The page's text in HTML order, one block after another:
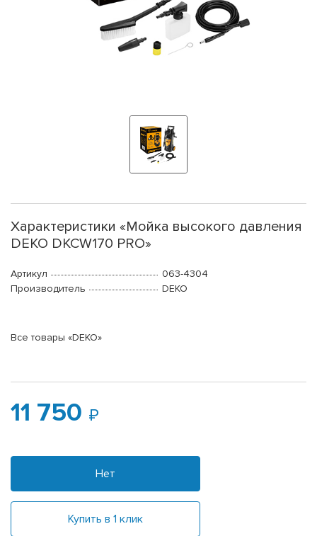
Характеристики «Мойка высокого давления
DEKO DKCW170 PRO»
Артикул
063-4304
Производитель
DEKO
Все товары «DEKO»
11 750
Нет
Купить в 1 клик